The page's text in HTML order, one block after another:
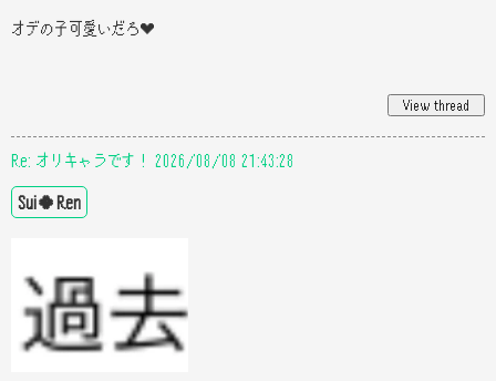
オデの子可愛いだろ❤️
Re: オリキャラです！ 2026/08/08 21:43:28
Sui🍀Ren